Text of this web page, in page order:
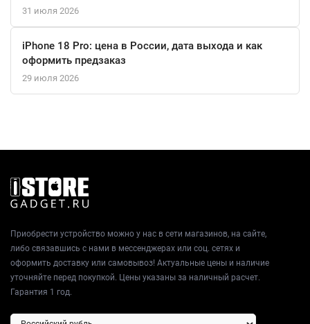
31 июля 2026
iPhone 18 Pro: цена в России, дата выхода и как
оформить предзаказ
29 июля 2026
Приобрести устройство можно у нас в сети магазинов, на сайте,
либо связавшись с нами в мессенджерах или соц. сетях и
оформить доставку или самовывоз! Актуальные цены и наличие
уточняйте перед покупкой. Цены указаны за наличный расчет.
Гарантия 1 год.